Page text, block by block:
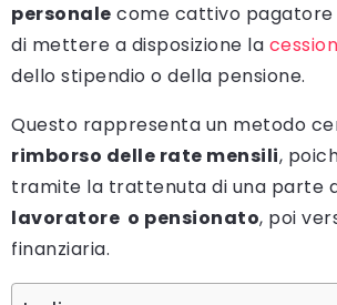
personale come cattivo pagatore
di mettere a disposizione la
dello stipendio o della pensione.
Questo rappresenta un metodo
rimborso delle rate mensili,
tramite la trattenuta di una parte
lavoratore o pensionato, poi
finanziaria.